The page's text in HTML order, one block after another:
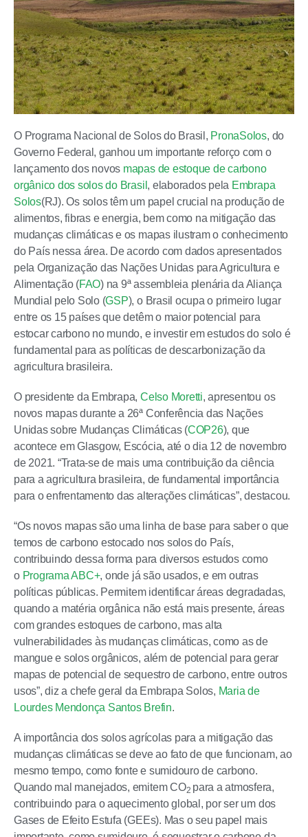
O Programa Nacional de Solos do Brasil, PronaSolos, do
Governo Federal, ganhou um importante reforço com o
lançamento dos novos mapas de estoque de carbono
orgânico dos solos do Brasil , elaborados pela Embrapa
Solos(RJ). Os solos têm um papel crucial na produção de
alimentos, fibras e energia, bem como na mitigação das
mudanças climáticas e os mapas ilustram o conhecimento
do País nessa área. De acordo com dados apresentados
pela Organização das Nações Unidas para Agricultura e
Alimentação (FAO) na 9ª assembleia plenária da Aliança
Mundial pelo Solo (GSP), o Brasil ocupa o primeiro lugar
entre os 15 países que detêm o maior potencial para
estocar carbono no mundo, e investir em estudos do solo é
fundamental para as políticas de descarbonização da
agricultura brasileira.
O presidente da Embrapa, Celso Moretti, apresentou os
novos mapas durante a 26ª Conferência das Nações
Unidas sobre Mudanças Climáticas (COP26), que
acontece em Glasgow, Escócia, até o dia 12 de novembro
de 2021. “Trata-se de mais uma contribuição da ciência
para a agricultura brasileira, de fundamental importância
para o enfrentamento das alterações climáticas”, destacou.
“Os novos mapas são uma linha de base para saber o que
temos de carbono estocado nos solos do País,
contribuindo dessa forma para diversos estudos como
o Programa ABC+, onde já são usados, e em outras
políticas públicas. Permitem identificar áreas degradadas,
quando a matéria orgânica não está mais presente, áreas
com grandes estoques de carbono, mas alta
vulnerabilidades às mudanças climáticas, como as de
mangue e solos orgânicos, além de potencial para gerar
mapas de potencial de sequestro de carbono, entre outros
usos”, diz a chefe geral da Embrapa Solos, Maria de
Lourdes Mendonça Santos Brefin.
A importância dos solos agrícolas para a mitigação das
mudanças climáticas se deve ao fato de que funcionam, ao
mesmo tempo, como fonte e sumidouro de carbono.
Quando mal manejados, emitem CO2 para a atmosfera,
contribuindo para o aquecimento global, por ser um dos
Gases de Efeito Estufa (GEEs). Mas o seu papel mais